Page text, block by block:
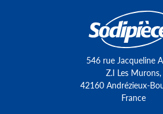
546 rue Jacqueline
Z.I Les Murons,
42160 Andrézieux-
France